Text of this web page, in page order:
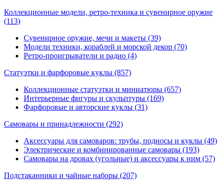
Коллекционные модели, ретро-техника и сувенирное оружие
(113)
Сувенирное оружие, мечи и макеты (39)
Модели техники, кораблей и морской декор (70)
Ретро-проигрыватели и радио (4)
Статуэтки и фарфоровые куклы (857)
Коллекционные статуэтки и миниатюры (657)
Интерьерные фигуры и скульптуры (169)
Фарфоровые и авторские куклы (31)
Самовары и принадлежности (292)
Аксессуары для самоваров: трубы, подносы и куклы (49)
Электрические и комбинированные самовары (193)
Самовары на дровах (угольные) и аксессуары к ним (57)
Подстаканники и чайные наборы (207)